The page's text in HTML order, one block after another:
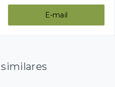
E-mail